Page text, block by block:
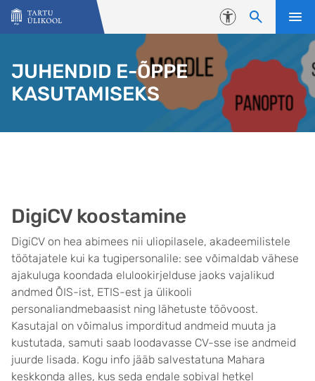
Liigu edasi põhisisu juurde
Juurdepääsetavus
JUHENDID E-ÕPPE
KASUTAMISEKS
DigiCV koostamine
DigiCV on hea abimees nii uliopilasele, akadeemilistele
töötajatele kui ka tugipersonalile: see võimaldab vähese
ajakuluga koondada elulookirjelduse jaoks vajalikud
andmed ÕIS-ist, ETIS-est ja ülikooli
personaliandmebaasist ning lähetuste töövoost.
Kasutajal on võimalus imporditud andmeid muuta ja
kustutada, samuti saab loodavasse CV-sse ise andmeid
juurde lisada. Kogu info jääb salvestatuna Mahara
keskkonda alles, kus seda endale sobival hetkel